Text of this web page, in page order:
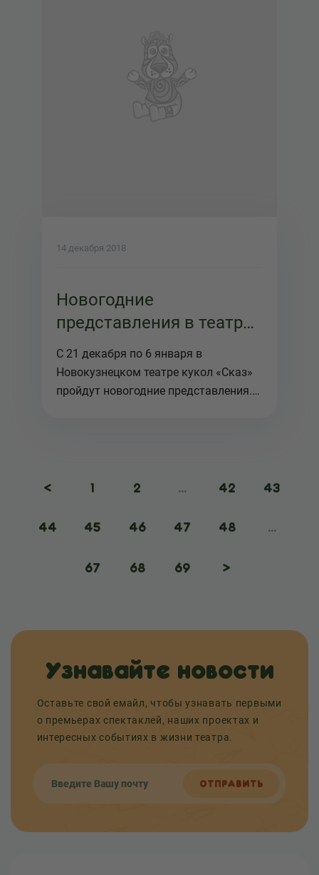
14 декабря 2018
Новогодние
представления в театре
кукол Сказ
С 21 декабря по 6 января в
Новокузнецком театре кукол «Сказ»
пройдут новогодние представления.
< 1 2 ... 42 43
44 45 46 47 48 ...
67 68 69 >
Узнавайте новости
Оставьте свой емайл, чтобы узнавать первыми
о премьерах спектаклей, наших проектах и
интересных событиях в жизни театра.
ОТПРАВИТЬ